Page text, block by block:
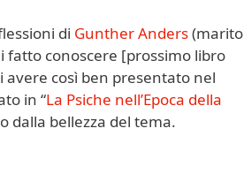
di Gunther Anders(marito
conoscere [prossimo libro
avere così ben presentato nel
in “La Psiche nell’Epoca della
dalla bellezza del tema.